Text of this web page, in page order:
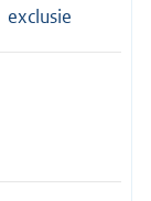
exclusie